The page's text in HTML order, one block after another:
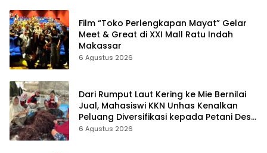
Film “Toko Perlengkapan Mayat” Gelar
Meet & Great di XXI Mall Ratu Indah
Makassar
6 Agustus 2026
Dari Rumput Laut Kering ke Mie Bernilai
Jual, Mahasiswi KKN Unhas Kenalkan
Peluang Diversifikasi kepada Petani Desa
Baruga
6 Agustus 2026